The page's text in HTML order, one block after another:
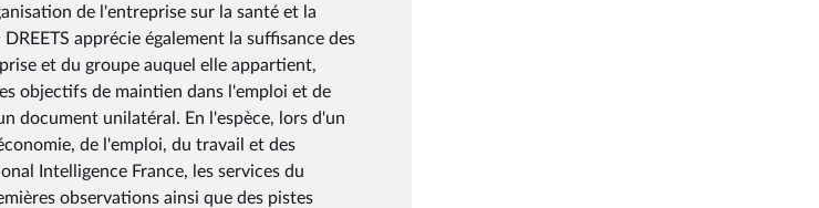
de l'entreprise sur la santé et la
apprécie également la suffisance des
et du groupe auquel elle appartient,
objectifs de maintien dans l'emploi et de
document unilatéral. En l'espèce, lors d'un
de l'emploi, du travail et des
Intelligence France, les services du
observations ainsi que des pistes